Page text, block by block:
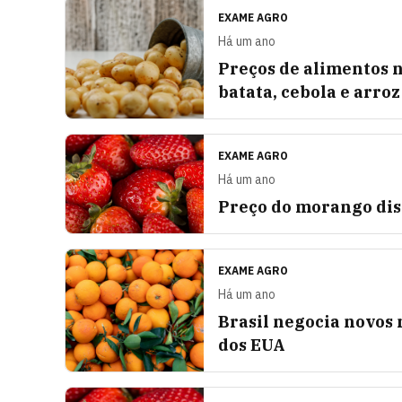
EXAME AGRO
Há um ano
Preços de alimentos
batata, cebola e arroz
EXAME AGRO
Há um ano
Preço do morango
EXAME AGRO
Há um ano
Brasil negocia novos
dos EUA